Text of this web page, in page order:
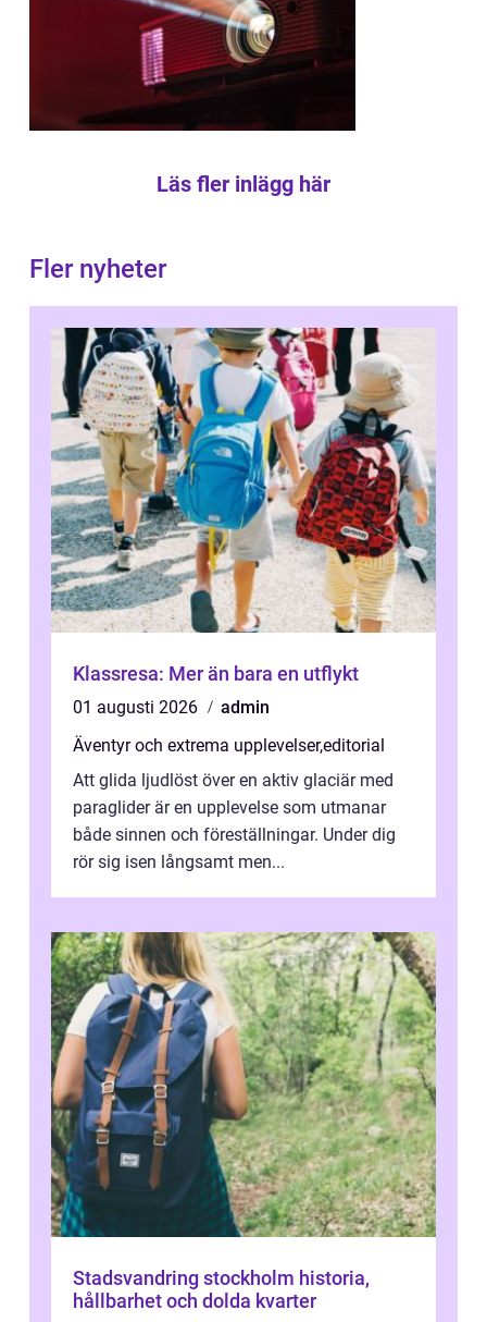
Läs fler inlägg här
Fler nyheter
Klassresa: Mer än bara en utflykt
01 augusti 2026
admin
Äventyr och extrema upplevelser,editorial
Att glida ljudlöst över en aktiv glaciär med
paraglider är en upplevelse som utmanar
både sinnen och föreställningar. Under dig
rör sig isen långsamt men...
Stadsvandring stockholm historia,
hållbarhet och dolda kvarter